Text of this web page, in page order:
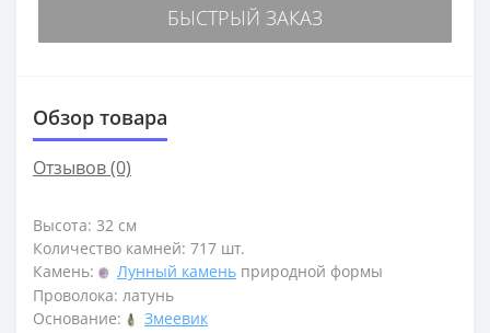
БЫСТРЫЙ ЗАКАЗ
Обзор товара
Отзывов (0)
Высота: 32 см
Количество камней: 717 шт.
Камень:
Лунный камень природной формы
Проволока: латунь
Основание:
Змеевик